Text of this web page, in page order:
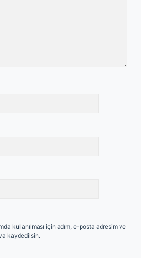
kullanılması için adım, e-posta adresim ve
kaydedilsin.